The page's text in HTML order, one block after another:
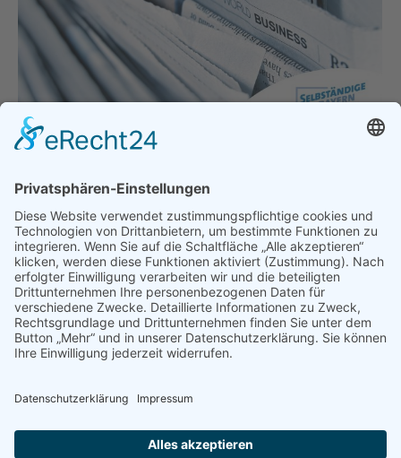
liquide – sonst gibt es diese nicht
mehr!
Allgemein Vonbdsadmin 5. Februar 2021
Überbrückungshilfe Macht die Unternehmen
endlich liquide – sonst gibt es diese nicht mehr!
BDS Bayern fordert Abschlagszahlungen innerhalb
von 48 Stunden München – Die Lage in den
versiegen immer mehr oder sind bei vielen bereits